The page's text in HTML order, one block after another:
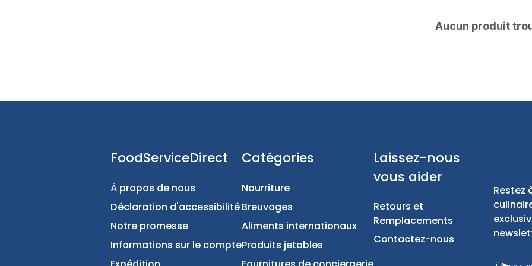
Aucun produit
FoodServiceDirect Catégories
Laissez-nous